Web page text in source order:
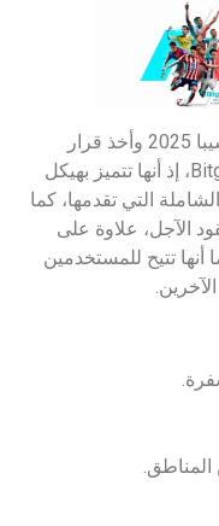
في إطار التعرف على توقعات عملة شيبا 2025 وأخذ قرار
الاستثمار، يمكنك التوجه إلى منصة Bitget، إذ أنها تتميز بهيكل
التي تقدمها، كما
لتداول العقود الآجل، علاوة على
كما أنها تتيح للمستخدمين
المناطق.